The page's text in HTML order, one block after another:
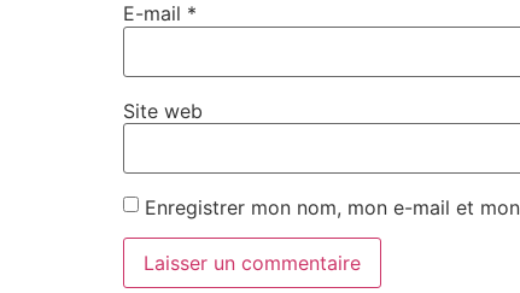
E-mail *
Site web
Enregistrer mon nom, mon e-mail et